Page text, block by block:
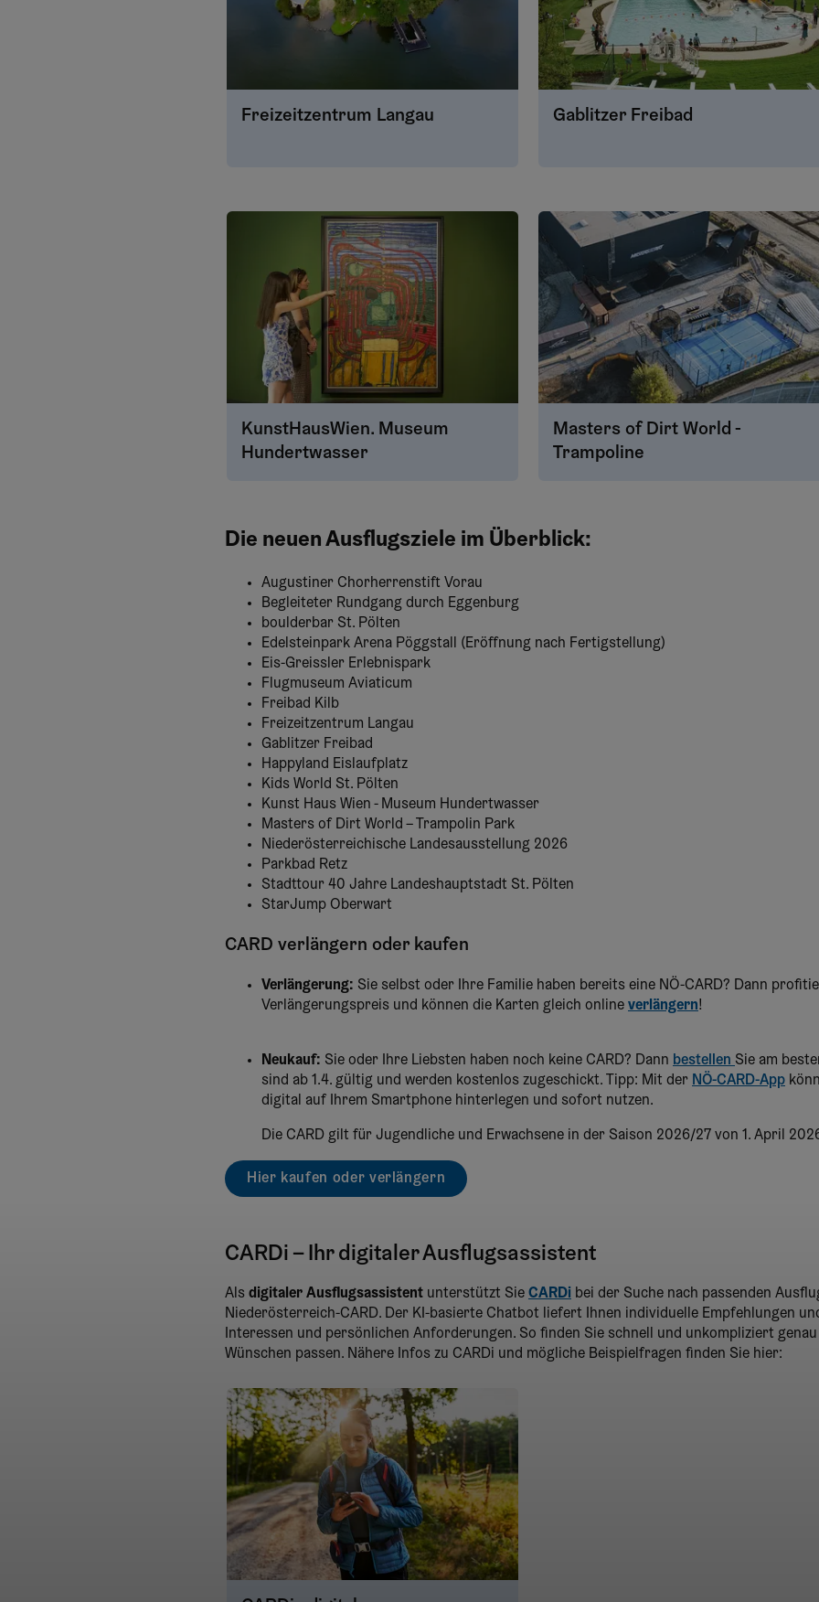
Freizeitzentrum Langau Gablitzer Freibad
KunstHausWien. Museum
Hundertwasser
Masters of Dirt World -
Trampoline
Die neuen Ausflugsziele im Überblick:
Augustiner Chorherrenstift Vorau
Begleiteter Rundgang durch Eggenburg
boulderbar St. Pölten
Edelsteinpark Arena Pöggstall (Eröffnung nach Fertigstellung)
Eis-Greissler Erlebnispark
Flugmuseum Aviaticum
Freibad Kilb
Freizeitzentrum Langau
Gablitzer Freibad
Happyland Eislaufplatz
Kids World St. Pölten
Kunst Haus Wien - Museum Hundertwasser
Masters of Dirt World – Trampolin Park
Niederösterreichische Landesausstellung 2026
Parkbad Retz
Stadttour 40 Jahre Landeshauptstadt St. Pölten
StarJump Oberwart
CARD verlängern oder kaufen
Verlängerung: Sie selbst oder Ihre Familie haben bereits eine NÖ-CARD? Dann
Verlängerungspreis und können die Karten gleich online verlängern!
Neukauf: Sie oder Ihre Liebsten haben noch keine CARD? Dann bestellen Sie am
sind ab 1.4. gültig und werden kostenlos zugeschickt. Tipp: Mit der NÖ-CARD-App
digital auf Ihrem Smartphone hinterlegen und sofort nutzen.
Die CARD gilt für Jugendliche und Erwachsene in der Saison 2026/27 von 1. April
Hier kaufen oder verlängern
CARDi – Ihr digitaler Ausflugsassistent
Als digitaler Ausflugsassistent unterstützt Sie CARDi bei der Suche nach passenden
Niederösterreich-CARD. Der KI-basierte Chatbot liefert Ihnen individuelle Empfehlungen
Interessen und persönlichen Anforderungen. So finden Sie schnell und unkompliziert
Wünschen passen. Nähere Infos zu CARDi und mögliche Beispielfragen finden Sie hier: